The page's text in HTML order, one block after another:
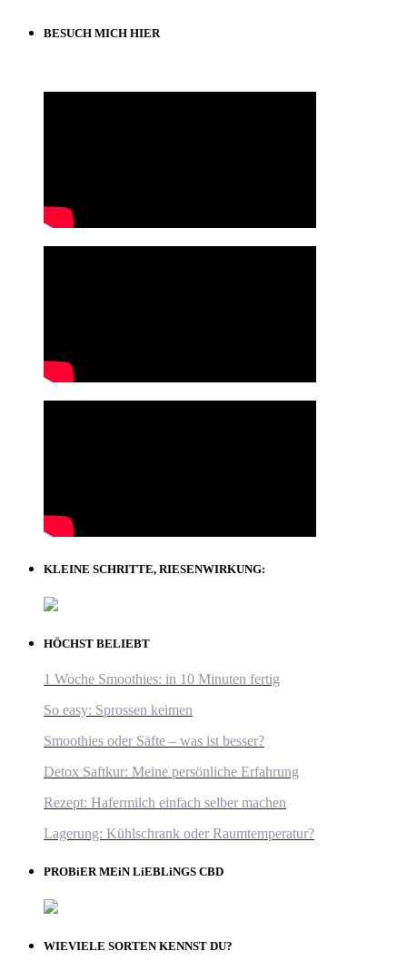
BESUCH MICH HIER
KLEINE SCHRITTE, RIESENWIRKUNG:
HÖCHST BELIEBT
1 Woche Smoothies: in 10 Minuten fertig
So easy: Sprossen keimen
Smoothies oder Säfte – was ist besser?
Detox Saftkur: Meine persönliche Erfahrung
Rezept: Hafermilch einfach selber machen
Lagerung: Kühlschrank oder Raumtemperatur?
PROBiER MEiN LiEBLiNGS CBD
WIEVIELE SORTEN KENNST DU?